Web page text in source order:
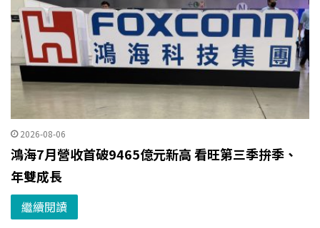
2026-08-06
鴻海7月營收首破9465億元新高 看旺第三季拚季、
年雙成長
繼續閱讀